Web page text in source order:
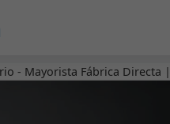
- Mayorista Fábrica Directa